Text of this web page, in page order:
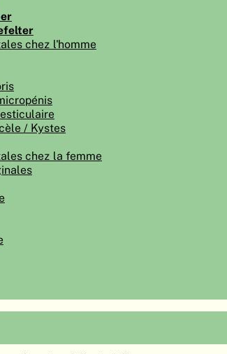
chez l'homme
/ Kystes
chez la femme